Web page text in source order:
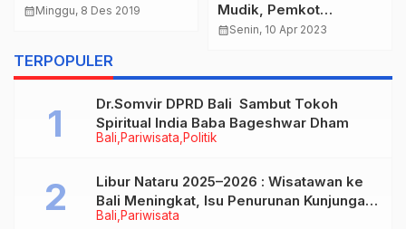
calendar_monthMinggu, 8 Des 2019
Mudik, Pemkot
Denpasar Dirikan
calendar_monthSenin, 10 Apr 2023
TERPOPULER
Bali Pariwisata Politik
Dr.Somvir DPRD Bali Sambut Tokoh
Spiritual India Baba Bageshwar Dham
Bali Pariwisata
Libur Nataru 2025–2026 : Wisatawan ke
Bali Meningkat, Isu Penurunan Kunjungan
Tidak Benar